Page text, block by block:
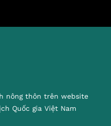
nông thôn trên website
Quốc gia Việt Nam